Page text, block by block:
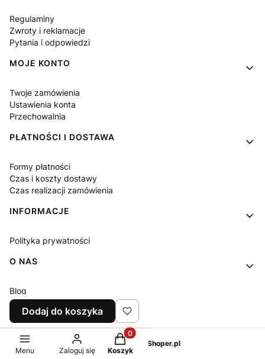
Regulaminy
Zwroty i reklamacje
Pytania i odpowiedzi
MOJE KONTO
Twoje zamówienia
Ustawienia konta
Przechowalnia
PŁATNOŚCI I DOSTAWA
Formy płatności
Czas i koszty dostawy
Czas realizacji zamówienia
INFORMACJE
Polityka prywatności
O NAS
Blog
Kontakt
Sklep internetowy Shoper.pl
Dodaj do koszyka
Menu Zaloguj się
Produkty w koszyku: 0. Zobacz
Koszyk